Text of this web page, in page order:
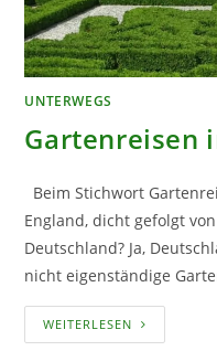
UNTERWEGS
Gartenreisen
Beim Stichwort
England, dicht gefolgt
Deutschland? Ja,
nicht eigenständige
WEITERLESEN
IN